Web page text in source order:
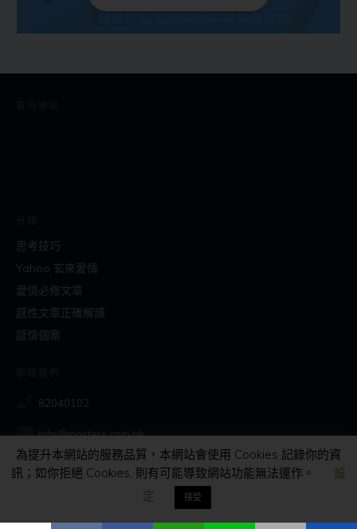
思考技巧
Yahoo 玄來愛情
愛情必修文章
感性文章正確解讀
感情個案
82040102
info@masters.com.hk
社交
為提升本網站的服務品質，本網站會使用 Cookies 記錄你的資
訊；如你拒絕 Cookies, 則有可能導致網站功能無法運作。
設
定
接受